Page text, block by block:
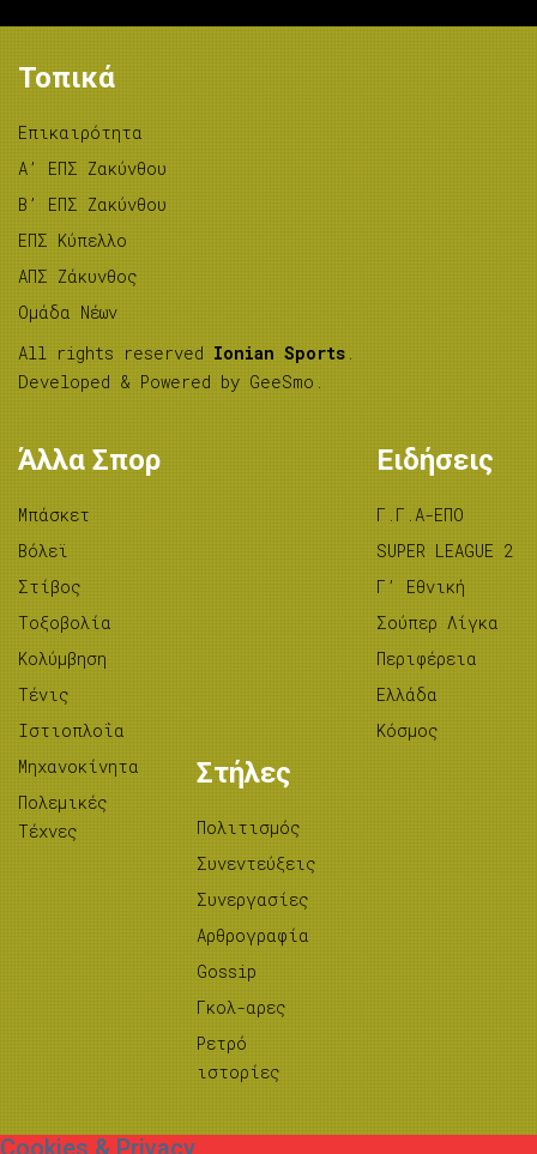
Τοπικά
Επικαιρότητα
A’ ΕΠΣ Ζακύνθου
B’ ΕΠΣ Ζακύνθου
ΕΠΣ Κύπελλο
ΑΠΣ Ζάκυνθος
Ομάδα Νέων
All rights reserved Ionian Sports .
Developed & Powered by GeeSmo .
Άλλα Σπορ
Μπάσκετ
Βόλεϊ
Στίβος
Tοξοβολία
Κολύμβηση
Τένις
Ιστιοπλοΐα
Μηχανοκίνητα
Πολεμικές
Τέχνες
Ειδήσεις
Γ.Γ.Α-ΕΠΟ
SUPER LEAGUE 2
Γ’ Εθνική
Σούπερ Λίγκα
Περιφέρεια
Ελλάδα
Κόσμος
Στήλες
Πολιτισμός
Συνεντεύξεις
Συνεργασίες
Αρθρογραφία
Gossip
Γκολ-αρες
Ρετρό
ιστορίες
Cookies & Privacy